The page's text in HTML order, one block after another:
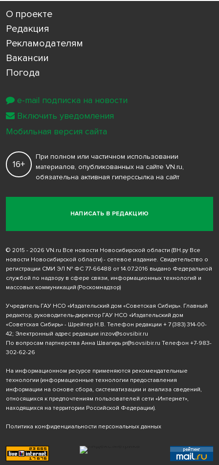
О проекте
Редакция
Рекламодателям
Вакансии
Погода
НАПИСАТЬ В РЕДАКЦИЮ
16+
При полном или частичном использовании
материалов, опубликованных на сайте VN.ru,
обязательна активная гиперссылка на сайт
© 2015 - 2026 VN.ru Все новости Новосибирской области (ВН.ру Все
новости Новосибирской области) - сетевое издание. Свидетельство о
регистрации СМИ ЭЛ № ФС 77-66488 от 14.07.2016 выдано Федеральной
службой по надзору в сфере связи, информационных технологий и
массовых коммуникаций (Роскомнадзор)
Учредитель ГАУ НСО «Издательский дом «Советская Сибирь». Главный
редактор, руководитель-директор ГАУ НСО «Издательский дом
«Советская Сибирь» - Шрейтер Н.В. Телефон редакции + 7 (383) 314-00-
42; Электронный адрес редакции inzov@sovsibir.ru
По вопросам партнерства Анна Швагирь pr@sovsibir.ru Телефон +7-983-
302-62-26
На информационном ресурсе применяются рекомендательные
технологии (информационные технологии предоставления
информации на основе сбора, систематизации и анализа сведений,
относящихся к предпочтениям пользователей сети «Интернет»,
находящихся на территории Российской Федерации).
Политика конфиденциальности персональных данных
e-mail подписка на новости
Включить уведомления
Мобильная версия сайта